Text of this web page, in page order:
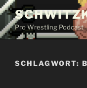
Zum
Inhalt
springenPro Wrestling Podcast
SCHLAGWORT: